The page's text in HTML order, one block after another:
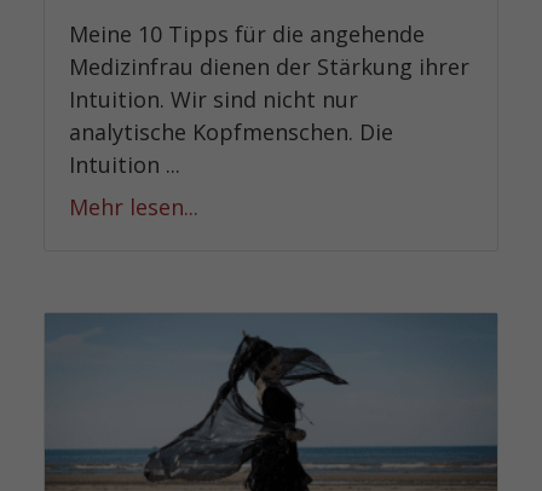
Meine 10 Tipps für die angehende
Medizinfrau dienen der Stärkung ihrer
Intuition. Wir sind nicht nur
analytische Kopfmenschen. Die
Intuition ...
Mehr lesen...